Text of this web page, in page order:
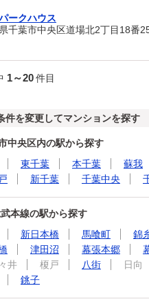
ークハウス
千葉市中央区道場北2丁目18番
1～20件目
件を変更してマンションを探す
中央区内の駅から探す
東千葉 本千葉 蘇我
新千葉 千葉中央
本線の駅から探す
新日本橋 馬喰町 錦
津田沼 幕張本郷
井
榎戸 八街 日向
銚子